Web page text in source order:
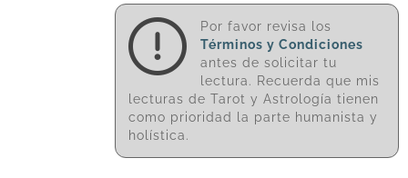
Por favor revisa los
Términos y Condiciones
antes de solicitar tu
lectura. Recuerda que mis
lecturas de Tarot y Astrología tienen
como prioridad la parte humanista y
holística.